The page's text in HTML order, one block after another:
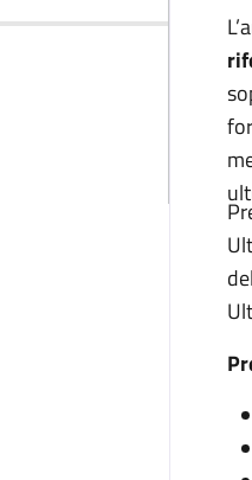
Ambulatorio di
Ambulatorio di
Ambulatorio di
della pagina Ambulatorio di